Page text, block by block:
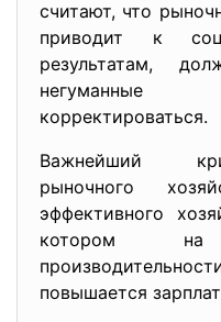
считают, что
приводит к
результатам,
негуманные
корректироваться.
Важнейший
рыночного
эффективного
котором
повышается